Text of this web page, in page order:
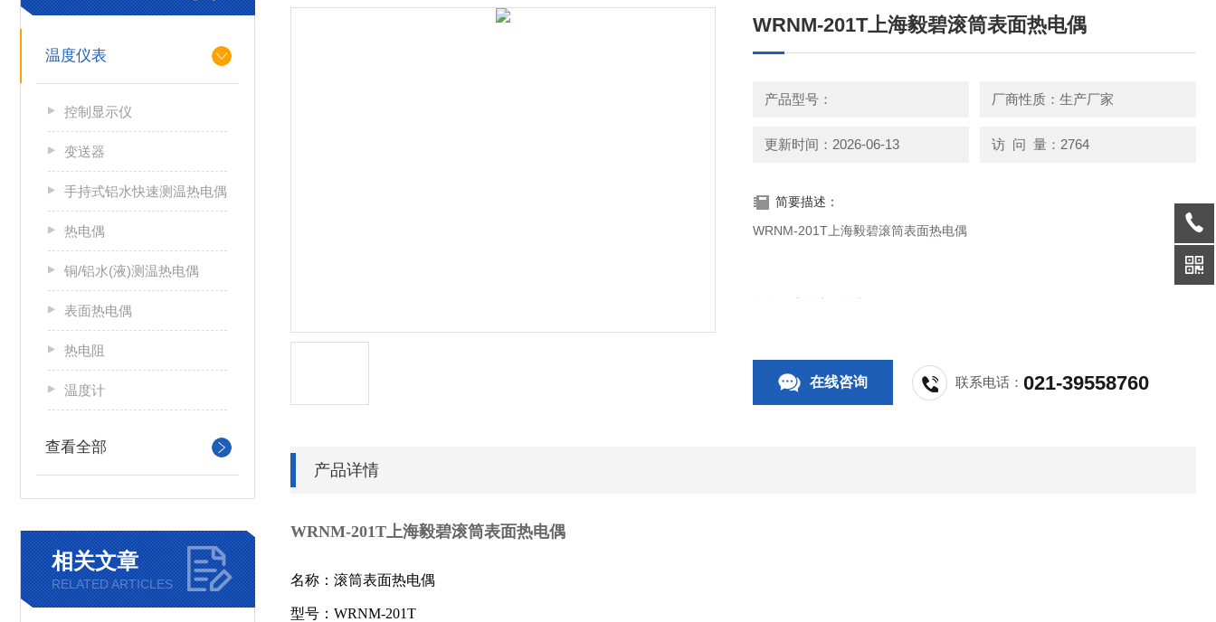
温度仪表
控制显示仪
变送器
手持式铝水快速测温热电偶
热电偶
铜/铝水(液)测温热电偶
表面热电偶
热电阻
温度计
查看全部
相关文章
RELATED ARTICLES
WRNM-201T上海毅碧滚筒表面热电偶
产品型号： 厂商性质：生产厂家
更新时间：2026-06-13 访 问 量：2764
简要描述：
WRNM-201T上海毅碧滚筒表面热电偶
名称：滚筒表面热电偶
在线咨询 联系电话：021-39558760
产品详情
WRNM-201T上海毅碧滚筒表面热电偶
名称：滚筒表面热电偶
型号：WRNM-201T